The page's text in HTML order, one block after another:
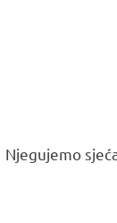
Njegujemo